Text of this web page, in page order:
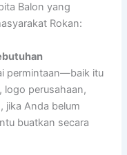
Balon yang
Rokan:
permintaan—baik itu
logo perusahaan,
jika Anda belum
buatkan secara